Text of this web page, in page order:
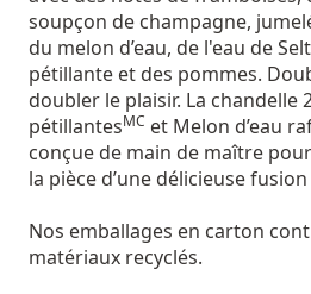
soupçon de champagne,
du melon d’eau, de l'eau de
pétillante et des pommes.
doubler le plaisir. La chandelle
pétillantesMC et Melon d’eau
conçue de main de maître
la pièce d’une délicieuse
Nos emballages en carton
matériaux recyclés.